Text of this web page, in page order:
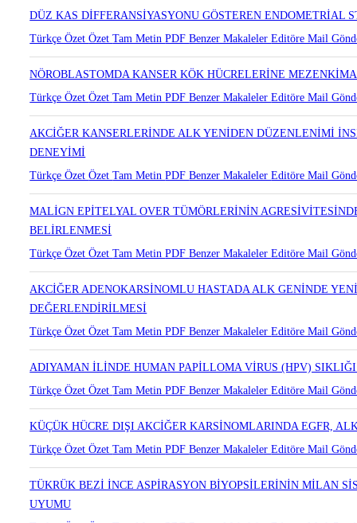
Türkçe ÖzetÖzetTam MetinPDFBenzer MakalelerEditöre Mail
DÜZ KAS DİFFERANSİYASYONU GÖSTEREN ENDOMETRİAL
Türkçe ÖzetÖzetTam MetinPDFBenzer MakalelerEditöre Mail
NÖROBLASTOMDA KANSER KÖK HÜCRELERİNE
Türkçe ÖzetÖzetTam MetinPDFBenzer MakalelerEditöre Mail
AKCİĞER KANSERLERİNDE ALK YENİDEN DÜZENLENİMİ
DENEYİMİ
Türkçe ÖzetÖzetTam MetinPDFBenzer MakalelerEditöre Mail
MALİGN EPİTELYAL OVER TÜMÖRLERİNİN
BELİRLENMESİ
Türkçe ÖzetÖzetTam MetinPDFBenzer MakalelerEditöre Mail
AKCİĞER ADENOKARSİNOMLU HASTADA ALK GENİNDE
DEĞERLENDİRİLMESİ
Türkçe ÖzetÖzetTam MetinPDFBenzer MakalelerEditöre Mail
ADIYAMAN İLİNDE HUMAN PAPİLLOMA VİRUS (HPV)
Türkçe ÖzetÖzetTam MetinPDFBenzer MakalelerEditöre Mail
KÜÇÜK HÜCRE DIŞI AKCİĞER KARSİNOMLARINDA EGFR,
Türkçe ÖzetÖzetTam MetinPDFBenzer MakalelerEditöre Mail